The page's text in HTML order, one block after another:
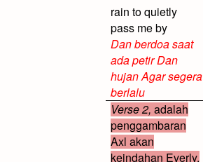
rain to quietly
pass me by
Dan berdoa saat
ada petir Dan
hujan Agar segera
berlalu
Verse 2, adalah
penggambaran
Axl akan
keindahan Everly.